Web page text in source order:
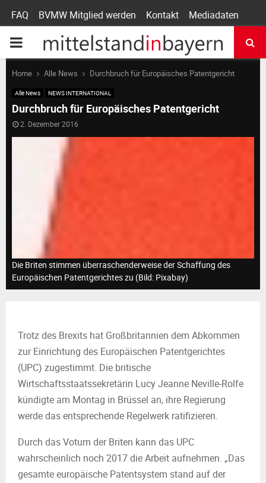
FAQ BVMW Mitglied werden Kontakt Mediadaten
P
R
I
M
M
N
U
Home Alle News Durchbruch für Europäisches Patentgericht
Alle News NEWS INTERNATIONAL
Durchbruch für Europäisches Patentgericht
2. Dezember 2016
Die Briten stimmen überraschenderweise der Schaffung des
Europäischen Patentgerichtes zu (Bild: Pixabay)
Trotz des Brexits hat Großbritannien dem Abkommen
zur Einrichtung des Europäischen Patentgerichtes
(UPC) zugestimmt. Die britische
Wirtschaftsstaatssekretärin Lucy Jeanne Neville-Rolfe
kündigte am Montag in Brüssel an, ihre Regierung
werde das entsprechende Regelwerk ratifizieren.
Durch das Votum der Briten kann das UPC
wahrscheinlich noch 2017 die Arbeit aufnehmen. „Das
gesamte europäische Patentsystem stand auf der